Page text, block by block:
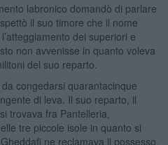
labronico domandò di parlare
il suo timore che il nome
dei superiori e
non avvenisse in quanto voleva
del suo reparto.
congedarsi quarantacinque
di leva. Il suo reparto, il
trovava fra Pantelleria,
tre piccole isole in quanto si
ne reclamava il possesso.